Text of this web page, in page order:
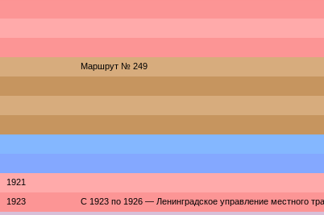
Маршрут № 249
1921
1923 С 1923 по 1926 — Ленинградское управление местного